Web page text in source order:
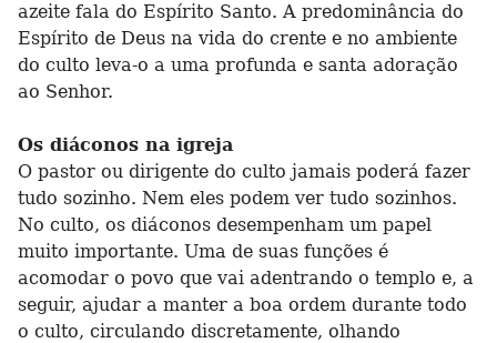
azeite fala do Espírito Santo. A predominância do
Espírito de Deus na vida do crente e no ambiente
do culto leva-o a uma profunda e santa adoração
ao Senhor.
Os diáconos na igreja
O pastor ou dirigente do culto jamais poderá fazer
tudo sozinho. Nem eles podem ver tudo sozinhos.
No culto, os diáconos desempenham um papel
muito importante. Uma de suas funções é
acomodar o povo que vai adentrando o templo e, a
seguir, ajudar a manter a boa ordem durante todo
o culto, circulando discretamente, olhando